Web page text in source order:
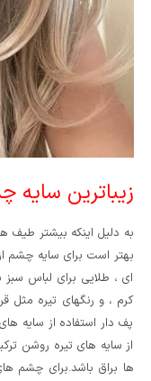
زیباترین
به دلیل اینکه بیشتر
بهتر است برای سایه چشم
ای ، طلایی برای لباس سبز
کرم ، و رنگهای تیره مثل
پف دار استفاده از سایه
از سایه های تیره روشن
ها براق باشد.برای چشم